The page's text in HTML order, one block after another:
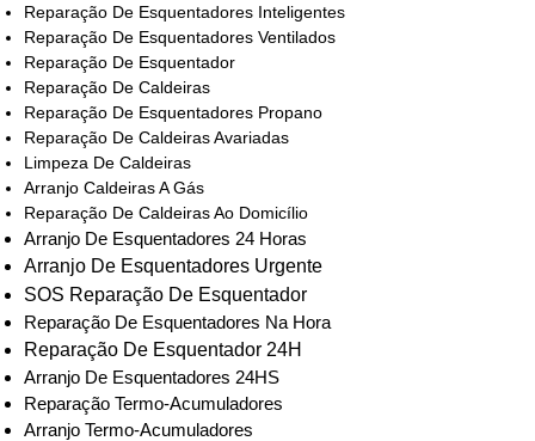
Reparação De Esquentadores Inteligentes
Reparação De Esquentadores Ventilados
Reparação De Esquentador
Reparação De Caldeiras
Reparação De Esquentadores Propano
Reparação De Caldeiras Avariadas
Limpeza De Caldeiras
Arranjo Caldeiras A Gás
Reparação De Caldeiras Ao Domicílio
Arranjo De Esquentadores 24 Horas
Arranjo De Esquentadores Urgente
SOS Reparação De Esquentador
Reparação De Esquentadores Na Hora
Reparação De Esquentador 24H
Arranjo De Esquentadores 24HS
Reparação Termo-Acumuladores
Arranjo Termo-Acumuladores